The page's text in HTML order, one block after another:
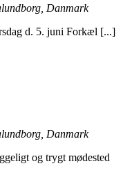
Danmark
d. 5. juni Forkæl [...]
Danmark
og trygt mødested